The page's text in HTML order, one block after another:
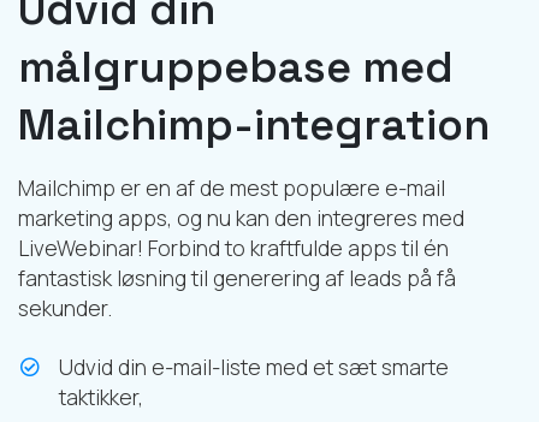
målgruppebase med
Mailchimp-integration
Mailchimp er en af de mest populære e-mail
marketing apps, og nu kan den integreres med
LiveWebinar! Forbind to kraftfulde apps til én
fantastisk løsning til generering af leads på få
sekunder.
Udvid din e-mail-liste med et sæt smarte
taktikker,